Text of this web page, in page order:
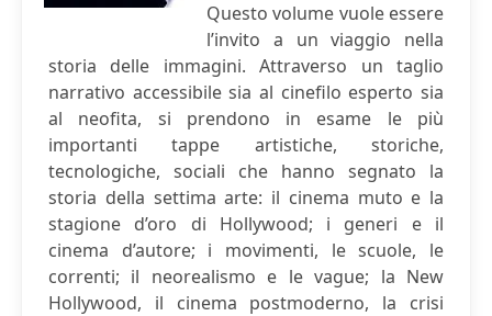
Questo volume vuole essere
l’invito a un viaggio nella
storia delle immagini. Attraverso un taglio
narrativo accessibile sia al cinefilo esperto sia
al neofita, si prendono in esame le più
importanti tappe artistiche, storiche,
tecnologiche, sociali che hanno segnato la
storia della settima arte: il cinema muto e la
stagione d’oro di Hollywood; i generi e il
cinema d’autore; i movimenti, le scuole, le
correnti; il neorealismo e le vague; la New
Hollywood, il cinema postmoderno, la crisi